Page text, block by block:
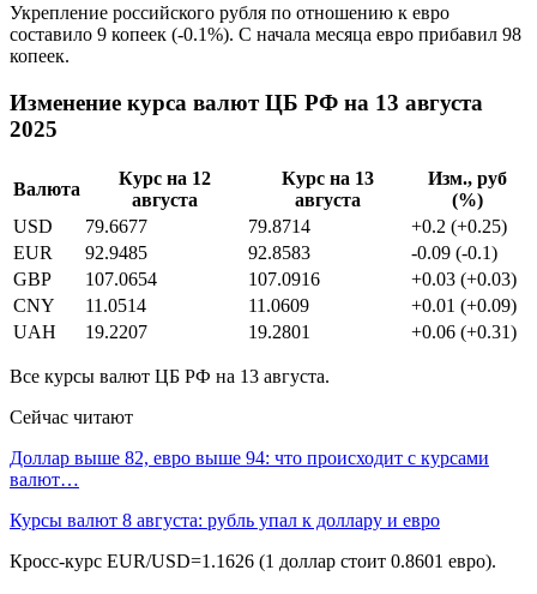
Укрепление российского рубля по отношению к евро
составило 9 копеек (-0.1%). С начала месяца евро прибавил 98
копеек.
Изменение курса валют ЦБ РФ на 13 августа
2025
Валюта
Курс на 12
августа
Курс на 13
августа
Изм., руб
(%)
USD
79.6677 79.8714
+0.2 (+0.25)
EUR
92.9485 92.8583
-0.09 (-0.1)
GBP
107.0654 107.0916
+0.03 (+0.03)
CNY
11.0514 11.0609
+0.01 (+0.09)
UAH
19.2207 19.2801 +0.06 (+0.31)
Все курсы валют ЦБ РФ на 13 августа.
Сейчас читают
Доллар выше 82, евро выше 94: что происходит с курсами
валют…
Курсы валют 8 августа: рубль упал к доллару и евро
Кросс-курс EUR/USD=1.1626 (1 доллар стоит 0.8601 евро).